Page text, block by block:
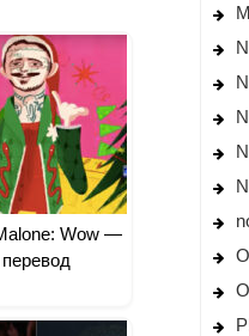
Wow —
перевод